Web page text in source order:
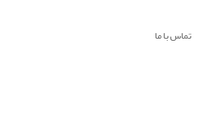
تماس با ما